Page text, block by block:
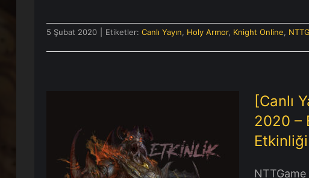
5 Şubat 2020 Etiketler: Canlı Yayın, Holy Armor, Knight Online,
[Canlı Yayın] 4 Şubat 2020 –
Eşya Geliştirme Etkinliği
[Canlı
2020 –
Etkinliği